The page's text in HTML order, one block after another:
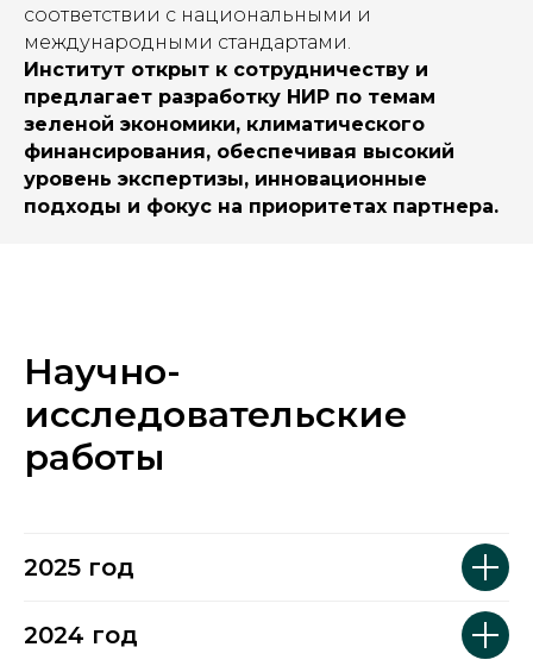
соответствии с национальными и
международными стандартами.
Институт открыт к сотрудничеству и
предлагает разработку НИР по темам
зеленой экономики, климатического
финансирования, обеспечивая высокий
уровень экспертизы, инновационные
подходы и фокус на приоритетах партнера.
Научно-
исследовательские
работы
2025 год
2024 год